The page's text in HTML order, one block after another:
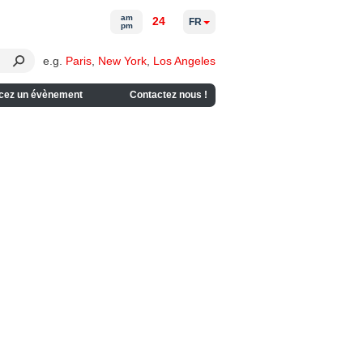
e.g. Paris New York Los Angeles
un évènement Contactez nous !
am
pm
24 FR